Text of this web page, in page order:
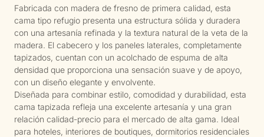
Fabricada con madera de fresno de primera calidad, esta
cama tipo refugio presenta una estructura sólida y duradera
con una artesanía refinada y la textura natural de la veta de la
madera. El cabecero y los paneles laterales, completamente
tapizados, cuentan con un acolchado de espuma de alta
densidad que proporciona una sensación suave y de apoyo,
con un diseño elegante y envolvente.
Diseñada para combinar estilo, comodidad y durabilidad, esta
cama tapizada refleja una excelente artesanía y una gran
relación calidad-precio para el mercado de alta gama. Ideal
para hoteles, interiores de boutiques, dormitorios residenciales